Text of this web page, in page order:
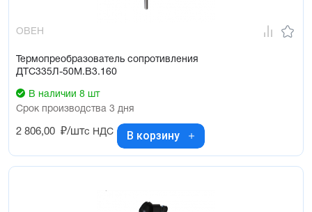
ОВЕН
Термопреобразователь сопротивления
ДТС335Л-50М.В3.160
В наличии 8 шт
Срок производства 3 дня
2 806,00 ₽/штс НДС В корзину